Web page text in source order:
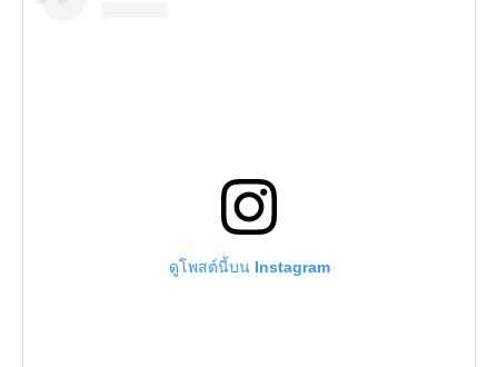
ดูโพสต์นี้บน Instagram